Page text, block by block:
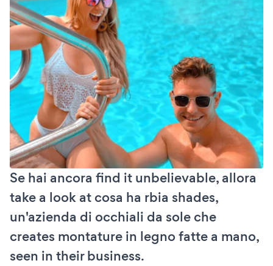
Se hai ancora find it unbelievable, allora
take a look at cosa ha rbia shades,
un'azienda di occhiali da sole che
creates montature in legno fatte a mano,
seen in their business.